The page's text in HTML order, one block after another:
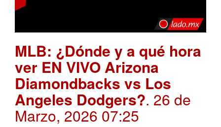
MLB: ¿Dónde y a qué hora
ver EN VIVO Arizona
Diamondbacks vs Los
Angeles Dodgers?. 26 de
Marzo, 2026 07:25